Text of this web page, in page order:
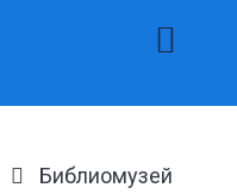
Библиомузей